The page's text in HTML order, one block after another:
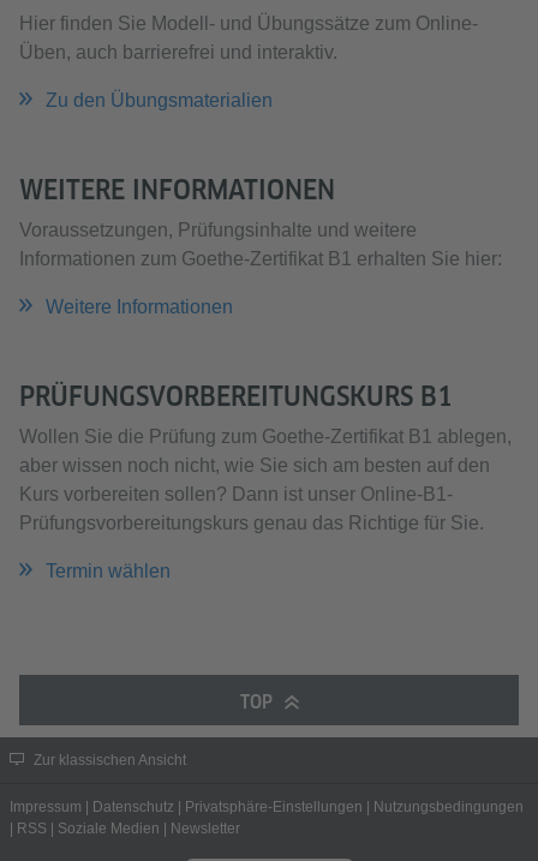
Hier finden Sie Modell- und Übungssätze zum Online-
Üben, auch barrierefrei und interaktiv.
Zu den Übungsmaterialien
WEITERE INFORMATIONEN
Voraussetzungen, Prüfungsinhalte und weitere
Informationen zum Goethe-Zertifikat B1 erhalten Sie hier:
Weitere Informationen
PRÜFUNGSVORBEREITUNGSKURS B1
Wollen Sie die Prüfung zum Goethe-Zertifikat B1 ablegen,
aber wissen noch nicht, wie Sie sich am besten auf den
Kurs vorbereiten sollen? Dann ist unser Online-B1-
Prüfungsvorbereitungskurs genau das Richtige für Sie.
Termin wählen
TOP
Zur klassischen Ansicht
Impressum Datenschutz Privatsphäre-Einstellungen
Nutzungsbedingungen
RSS Soziale Medien Newsletter